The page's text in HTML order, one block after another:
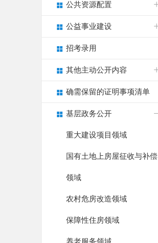
公共资源配置
公益事业建设
招考录用
其他主动公开内容
确需保留的证明事项清单
基层政务公开
重大建设项目领域
国有土地上房屋征收与补偿
领域
农村危房改造领域
保障性住房领域